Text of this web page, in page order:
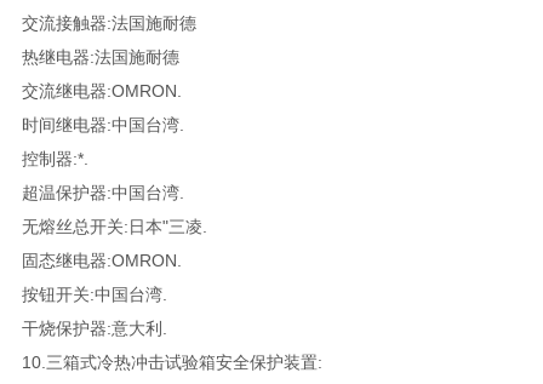
交流接触器:法国施耐德
热继电器:法国施耐德
交流继电器:OMRON.
时间继电器:中国台湾.
控制器:*.
超温保护器:中国台湾.
无熔丝总开关:日本"三凌.
固态继电器:OMRON.
按钮开关:中国台湾.
干烧保护器:意大利.
10.三箱式冷热冲击试验箱安全保护装置: